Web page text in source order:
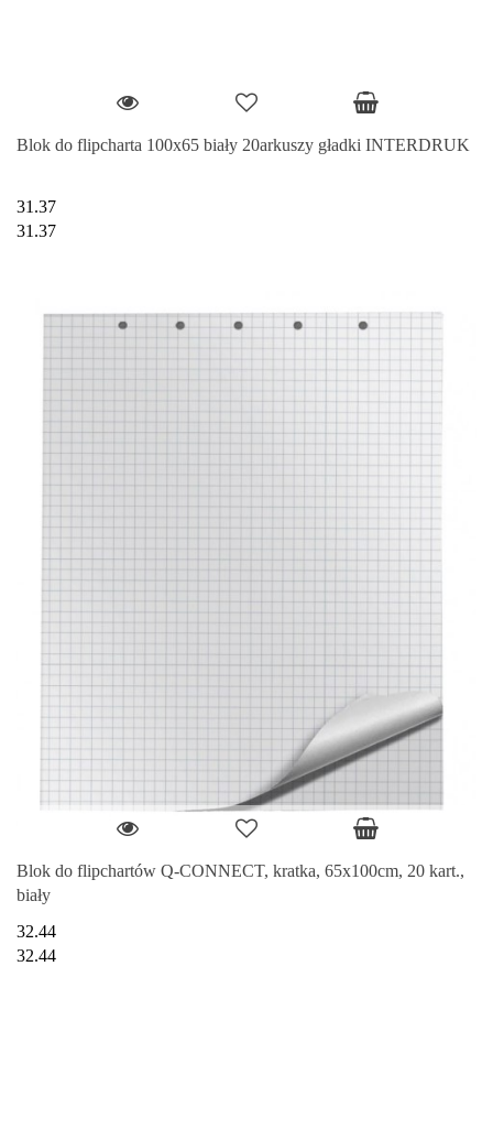
Blok do flipcharta 100x65 biały 20arkuszy gładki INTERDRUK
31.37
31.37
Blok do flipchartów Q-CONNECT, kratka, 65x100cm, 20 kart.,
biały
32.44
32.44